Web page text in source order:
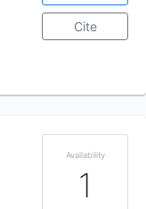
Cite
Availability
1